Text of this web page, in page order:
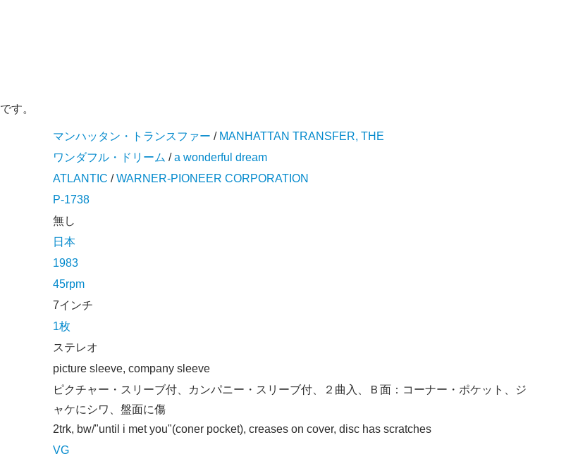
です。
マンハッタン・トランスファー / MANHATTAN TRANSFER, THE
ワンダフル・ドリーム /a wonderful dream
ATLANTIC /WARNER-PIONEER CORPORATION
P-1738
無し
日本
1983
45rpm
7インチ
1枚
ステレオ
picture sleeve, company sleeve
ピクチャー・スリーブ付、カンパニー・スリーブ付、２曲入、Ｂ面：コーナー・ポケット、ジ
ャケにシワ、盤面に傷
2trk, bw/"until i met you"(coner pocket), creases on cover, disc has scratches
VG